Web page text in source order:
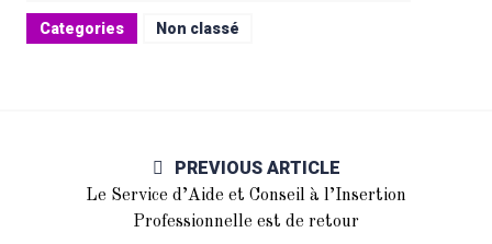
Categories Non classé
PREVIOUS ARTICLE
Le Service d’Aide et Conseil à l’Insertion
Professionnelle est de retour